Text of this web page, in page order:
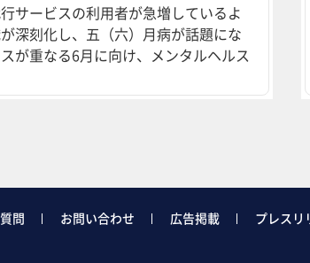
サービスの利用者が急増しているよ
深刻化し、五（六）月病が話題にな
が重なる6月に向け、メンタルヘルス
問 お問い合わせ 広告掲載 プレスリ